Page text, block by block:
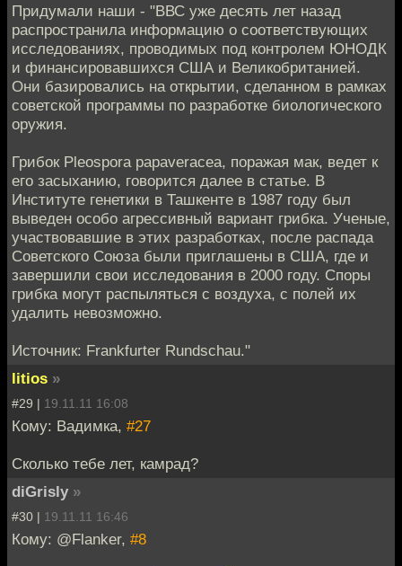
Придумали наши - "ВВС уже десять лет назад
распространила информацию о соответствующих
исследованиях, проводимых под контролем ЮНОДК
и финансировавшихся США и Великобританией.
Они базировались на открытии, сделанном в рамках
советской программы по разработке биологического
оружия.
Грибок Pleospora papaveracea, поражая мак, ведет к
его засыханию, говорится далее в статье. В
Институте генетики в Ташкенте в 1987 году был
выведен особо агрессивный вариант грибка. Ученые,
участвовавшие в этих разработках, после распада
Советского Союза были приглашены в США, где и
завершили свои исследования в 2000 году. Споры
грибка могут распыляться с воздуха, с полей их
удалить невозможно.
Источник: Frankfurter Rundschau."
litios »
#29 | 19.11.11 16:08
Кому: Вадимка, #27
Сколько тебе лет, камрад?
diGrisly »
#30 | 19.11.11 16:46
Кому: @Flanker, #8